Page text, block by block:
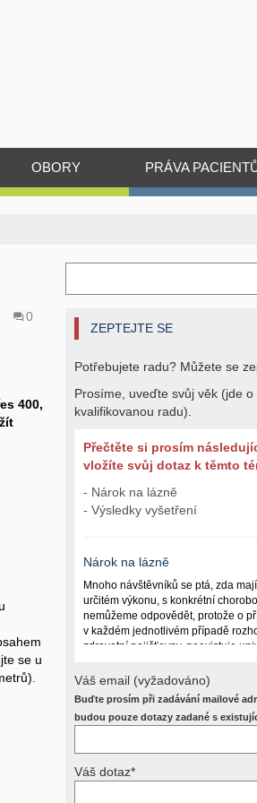
OBORY PRÁVA
0
400,
se u
ZEPTEJTE SE
Potřebujete radu? Můžete se
Prosíme, uveďte svůj věk (jde
kvalifikovanou radu).
Přečtěte si prosím
vložíte svůj dotaz k těmto
- Nárok na lázně
- Výsledky vyšetření
Nárok na lázně
Mnoho návštěvníků se ptá, zda mají
určitém výkonu, s konkrétní
nemůžeme odpovědět, protože o
v každém jednotlivém případě
zdravotní pojišťovny, neexistuje
(kuřáctví, inkontinence), funkčním
dalších zdravotních okolnostech.
Požádejte svého ošetřujícího
Váš email (vyžadováno)
Buďte prosím při zadávání mailové
budou pouze dotazy zadané s
Váš dotaz*